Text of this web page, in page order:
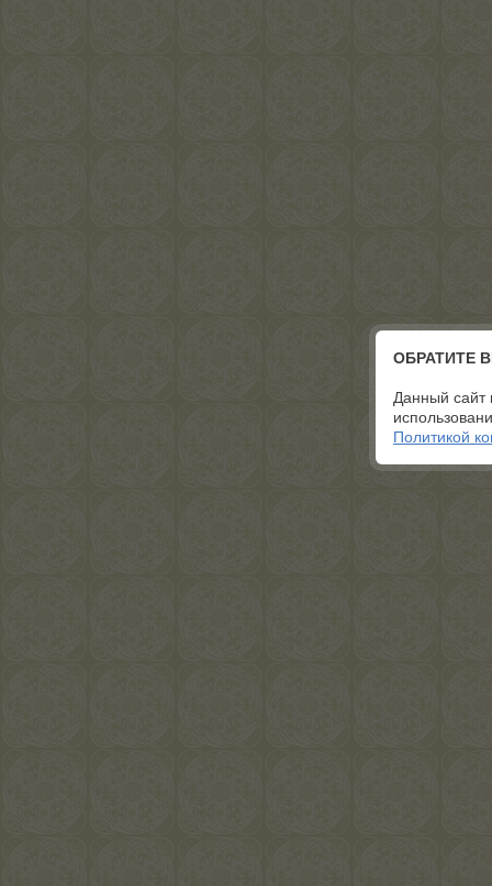
ОБРАТИТЕ
Данный сайт
Политикой